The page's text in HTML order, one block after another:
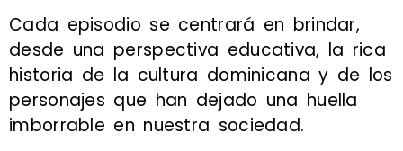
Cada episodio se centrará en brindar,
desde una perspectiva educativa, la rica
historia de la cultura dominicana y de los
personajes que han dejado una huella
imborrable en nuestra sociedad.